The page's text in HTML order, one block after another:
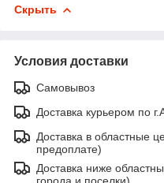
Скрыть
Условия доставки
Самовывоз
Доставка курьером по
Доставка в областные
предоплате)
Доставка ниже
города и поселки)